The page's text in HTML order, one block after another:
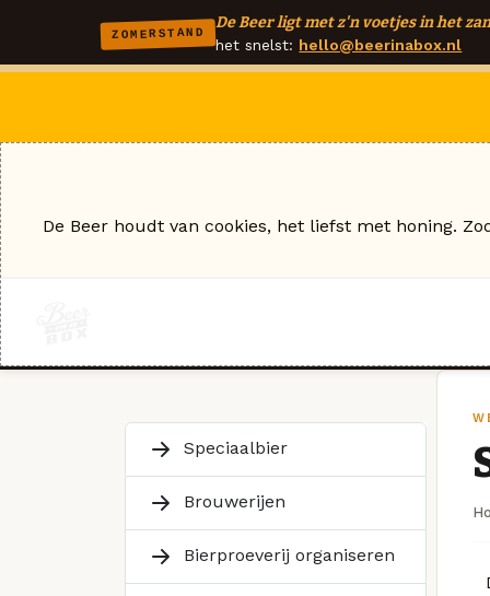
ZOMERSTAND
De Beer ligt met z'n voetjes in het
het snelst: hello@beerinabox.nl
Speciaalbier
Brouwerijen
Bierproeverij organiseren
De Beer houdt van cookies, het liefst met honing.